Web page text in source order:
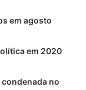
em agosto
em 2020
no